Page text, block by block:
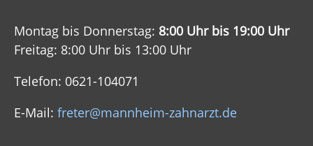
Montag bis Donnerstag: 8:00 Uhr bis 19:00 Uhr
Freitag: 8:00 Uhr bis 13:00 Uhr
Telefon: 0621-104071
E-Mail: freter@mannheim-zahnarzt.de